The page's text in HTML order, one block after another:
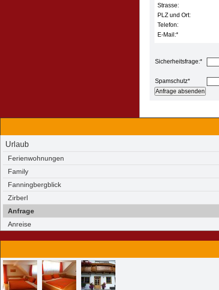
Strasse:
PLZ und Ort:
Telefon:
E-Mail:*
Sicherheitsfrage:*
Spamschutz*
Anfrage absenden
Urlaub
Ferienwohnungen
Family
Fanningbergblick
Zirberl
Anfrage
Anreise